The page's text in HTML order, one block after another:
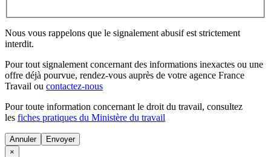
Nous vous rappelons que le signalement abusif est strictement
interdit.
Pour tout signalement concernant des informations inexactes ou une
offre déjà pourvue, rendez-vous auprès de votre agence France
Travail ou contactez-nous
Pour toute information concernant le droit du travail, consultez
les fiches pratiques du Ministère du travail
Annuler
×